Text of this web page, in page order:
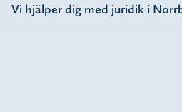
Vi hjälper dig med juridik i